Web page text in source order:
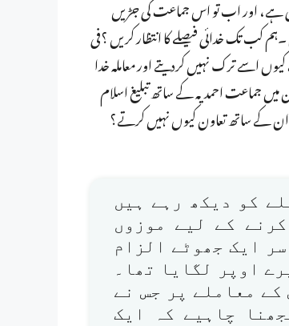
ہے، اور اب تو اس جماعت کی جڑیں
کب تک خدائی فیصلے کا انتظار کریں ؟فی
اسے ترک نہیں کردیتے اور معاملہ خدا
نے برلن میں جماعت احمدیہ کے ساتھ تبلیغ اسلام
ان کے ساتھ تعاون کیوں نہیں کرتے؟
کو دیکھ رہے ہیں
کے لیے موزوں
ایک جھوٹے الزام
اوپر لگایا تھا۔
کے معاملے پر جس نے
چاہیے کہ ایک